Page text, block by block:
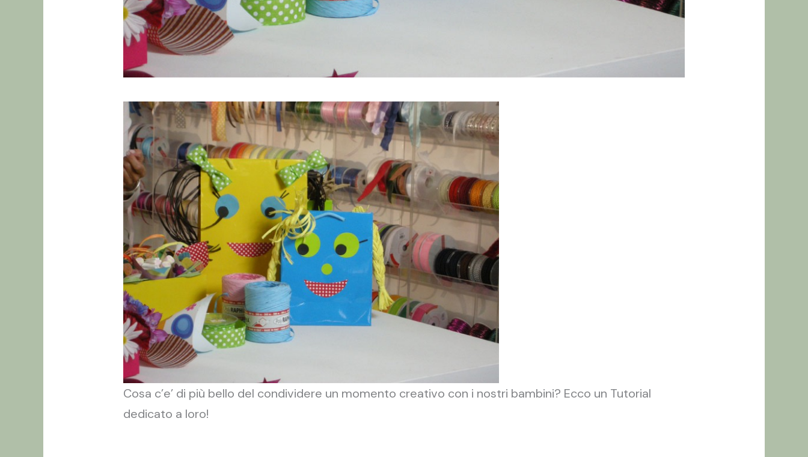
Cosa c’e’ di più bello del condividere un momento creativo con i nostri bambini? Ecco un Tutorial
dedicato a loro!